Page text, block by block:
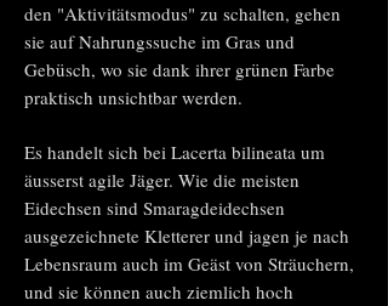
den "Aktivitätsmodus" zu schalten, gehen
sie auf Nahrungssuche im Gras und
Gebüsch, wo sie dank ihrer grünen Farbe
praktisch unsichtbar werden.
Es handelt sich bei Lacerta bilineata um
äusserst agile Jäger. Wie die meisten
Eidechsen sind Smaragdeidechsen
ausgezeichnete Kletterer und jagen je nach
Lebensraum auch im Geäst von Sträuchern,
und sie können auch ziemlich hoch